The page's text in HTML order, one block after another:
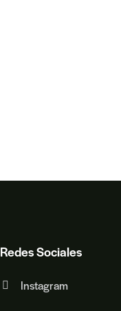
Redes Sociales
Instagram